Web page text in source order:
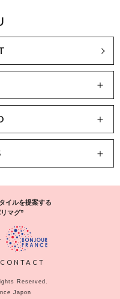
イルを提案する
マグ”
CONTACT
Reserved.
Japon